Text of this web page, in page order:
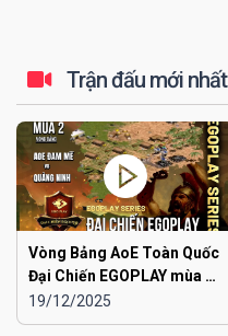
Trận đấu mới nhất
Vòng Bảng AoE Toàn Quốc
Đại Chiến EGOPLAY mùa 2 |
Aoe Đam Mê vs Quảng
Ninh
19/12/2025